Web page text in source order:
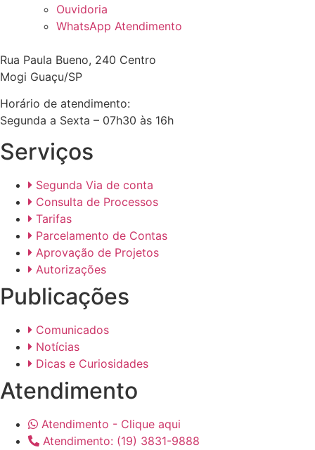
Ouvidoria
WhatsApp Atendimento
Rua Paula Bueno, 240 Centro
Mogi Guaçu/SP
Horário de atendimento:
Segunda a Sexta – 07h30 às 16h
Serviços
Segunda Via de conta
Consulta de Processos
Tarifas
Parcelamento de Contas
Aprovação de Projetos
Autorizações
Publicações
Comunicados
Notícias
Dicas e Curiosidades
Atendimento
Atendimento - Clique aqui
Atendimento: (19) 3831-9888